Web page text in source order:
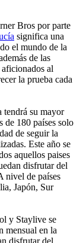
Bros por parte
significa una
el mundo de la
de las
al
la prueba cada
tendrá su mayor
de 180 países solo
de seguir la
Este año se
aquellos paises
disfrutar del
nivel de países
Japón, Sur
y Staylive se
mensual en la
disfrutar del